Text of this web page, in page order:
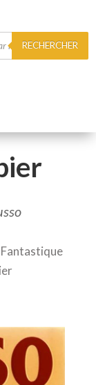
RECHERCHER
Fantastique